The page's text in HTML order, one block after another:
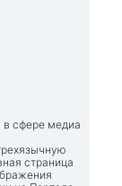
в сфере медиа
страница